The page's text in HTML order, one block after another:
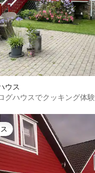
ウス
グハウスでクッキング体験
ョイスです。